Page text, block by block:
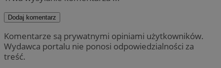
Dodaj komentarz
Komentarze są prywatnymi opiniami użytkowników.
Wydawca portalu nie ponosi odpowiedzialności za
treść.